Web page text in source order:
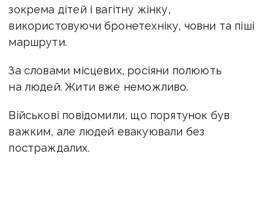
зокрема дітей і вагітну жінку,
використовуючи бронетехніку, човни та піші
маршрути.
За словами місцевих, росіяни полюють
на людей. Жити вже неможливо.
Військові повідомили, що порятунок був
важким, але людей евакуювали без
постраждалих.